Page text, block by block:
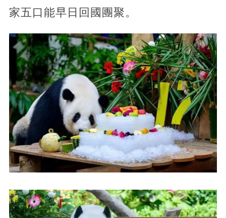
家五口能早日回國團聚。